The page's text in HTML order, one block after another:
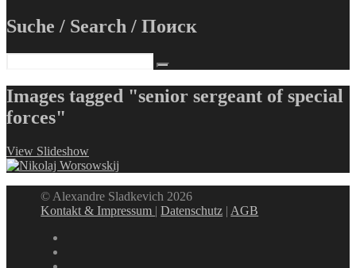
Suche / Search / Поиск
Images tagged "senior sergeant of special
forces"
View Slideshow
© Alexandre Sladkevich 2026
Kontakt & Impressum |Datenschutz | AGB